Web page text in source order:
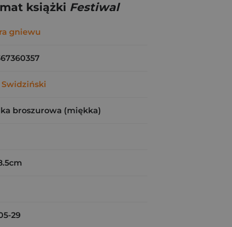
książki Festiwal
gniewu
Swidziński
broszurowa (miękka)
29